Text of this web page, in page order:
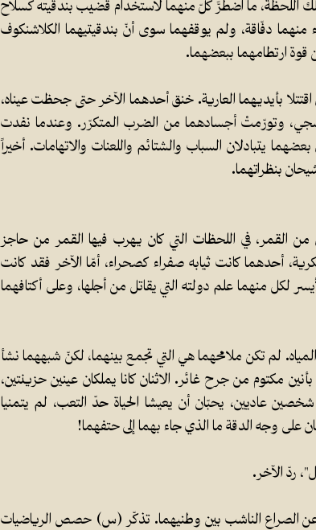
اللحظة، ما اضطرَّ كُلّ منهما لاستخدام قضيب بندقيته كسلاح
دفّاقة، ولم يوقفهما سوى أنّ بندقيتيهما الكلاشنكوف
بأيديهما العارية. خنق أحدهما الآخر حتى جحظت عيناه،
وتورّمتْ أجسادهما من الضرب المتكرّر. وعندما نفدت
يتبادلان السباب والشتائم واللعنات والاتهامات. أخيراً
بنظراتهما.
في اللحظات التي كان يهرب فيها القمر من حاجز
أحدهما كانت ثيابه صفراء كصحراء، أمّا الآخر فقد كانت
لكل منهما علم دولته التي يقاتل من أجلها، وعلى أكتافهما
لم تكن ملامحهما هي التي تجمع بينهما، لكنّ شبههما نشأ
مكتوم من جرح غائر. الاثنان كانا يملكان عينين حزينتين،
عاديين، يحبّان أن يعيشا الحياة حدّ التعب، لم يتمنيا
على وجه الدقة ما الذي جاء بهما إلى حتفهما!
ردّ الآخر.
عن الصراع الناشب بين وطنيهما. تذكّر (س) حصص الرياضيات